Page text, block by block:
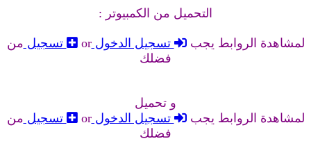
التحميل من الكمبيوتر :
لمشاهدة الروابط يجب تسجيل الدخولor تسجيل من
فضلك
و تحميل
لمشاهدة الروابط يجب
تسجيل الدخولor تسجيل من
فضلك